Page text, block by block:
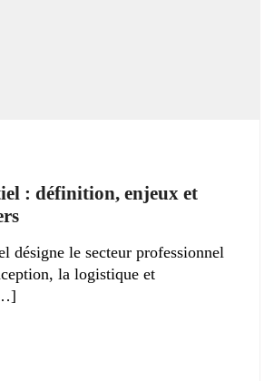
: définition, enjeux et
désigne le secteur professionnel
la logistique et